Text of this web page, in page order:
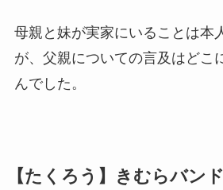
母親と妹が実家にいることは本
が、父親についての言及はどこ
んでした。
【たくろう】きむらバン